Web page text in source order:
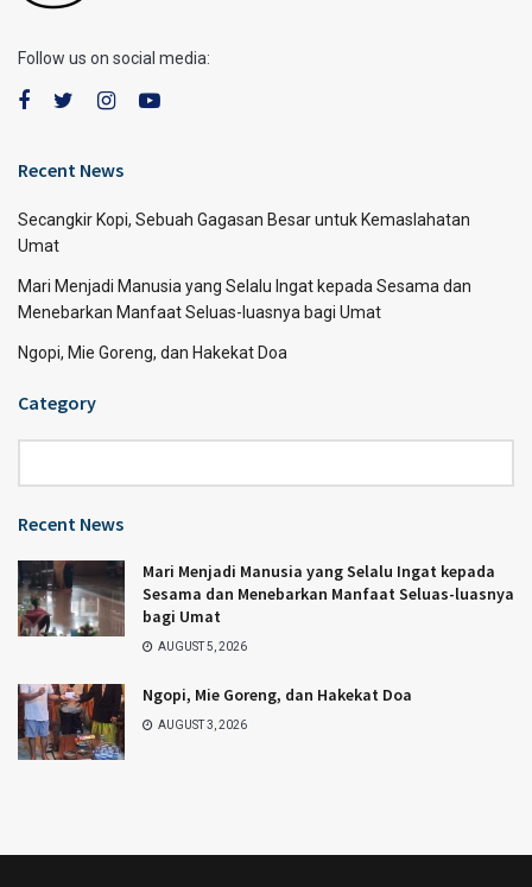
Follow us on social media:
Recent News
Secangkir Kopi, Sebuah Gagasan Besar untuk Kemaslahatan
Umat
Mari Menjadi Manusia yang Selalu Ingat kepada Sesama dan
Menebarkan Manfaat Seluas-luasnya bagi Umat
Ngopi, Mie Goreng, dan Hakekat Doa
Category
Recent News
Mari Menjadi Manusia yang Selalu Ingat kepada
Sesama dan Menebarkan Manfaat Seluas-luasnya
bagi Umat
AUGUST 5, 2026
Ngopi, Mie Goreng, dan Hakekat Doa
AUGUST 3, 2026